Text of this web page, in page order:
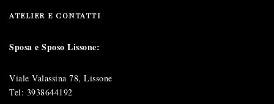
ATELIER E CONTATTI
Sposa e Sposo Lissone:
Viale Valassina 78, Lissone
Tel: 3938644192